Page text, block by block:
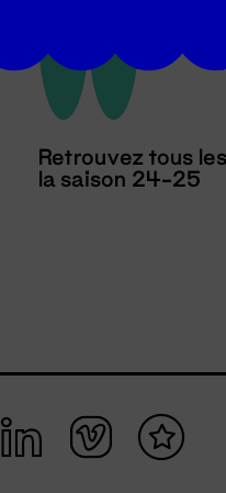
Retrouvez tous
la saison 24-25